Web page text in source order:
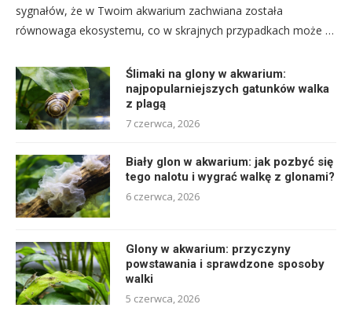
sygnałów, że w Twoim akwarium zachwiana została
równowaga ekosystemu, co w skrajnych przypadkach może …
Ślimaki na glony w akwarium:
najpopularniejszych gatunków walka
z plagą
7 czerwca, 2026
Biały glon w akwarium: jak pozbyć się
tego nalotu i wygrać walkę z glonami?
6 czerwca, 2026
Glony w akwarium: przyczyny
powstawania i sprawdzone sposoby
walki
5 czerwca, 2026